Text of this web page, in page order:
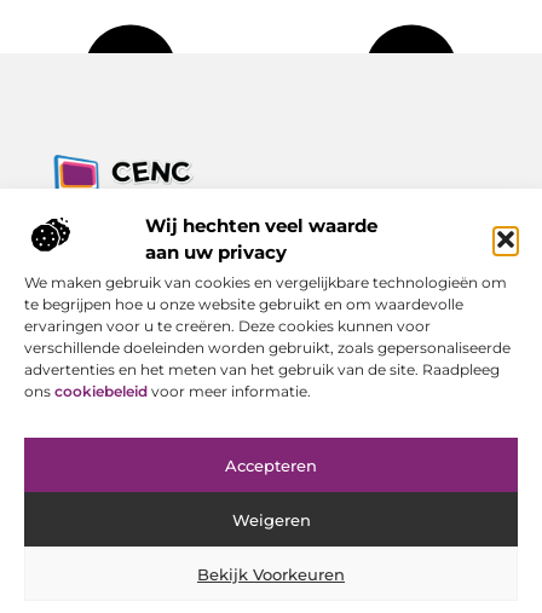
Wij hechten veel waarde
aan uw privacy
We maken gebruik van cookies en vergelijkbare technologieën om
te begrijpen hoe u onze website gebruikt en om waardevolle
ervaringen voor u te creëren. Deze cookies kunnen voor
verschillende doeleinden worden gebruikt, zoals gepersonaliseerde
advertenties en het meten van het gebruik van de site. Raadpleeg
ons cookiebeleid voor meer informatie.
Accepteren
Weigeren
Bekijk Voorkeuren
Jouw bron voor inzichten, tips en nieuws uit de digitale
Ontdek alles wat je moet weten over het dagelijks leven, met
een focus op praktische adviezen en actuele trends.
Bericht categorie
Onze informatie
Cookiebeleid (EU)